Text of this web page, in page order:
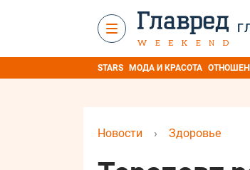
STARS МОДА И КРАСОТА
Новости › Здоровье